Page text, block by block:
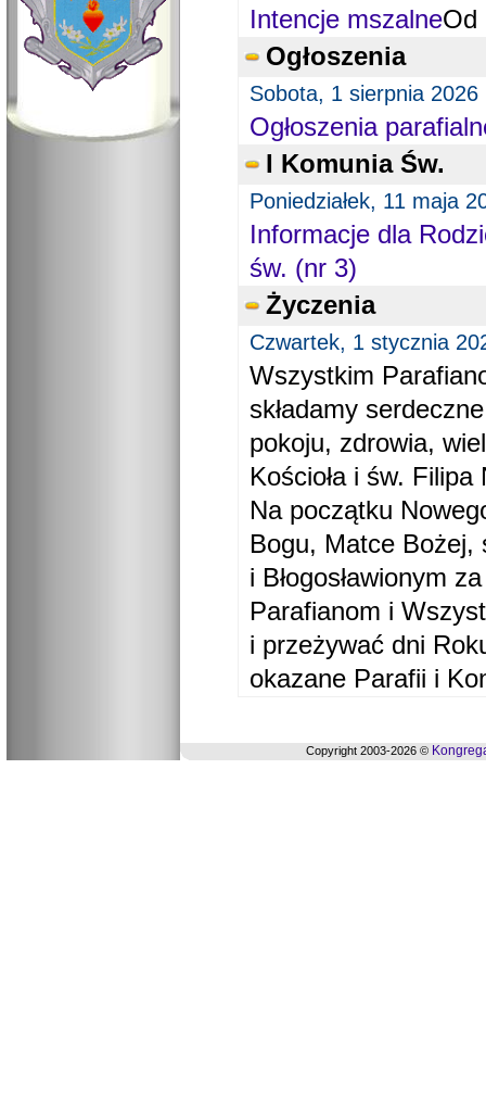
Intencje mszalneOd
Ogłoszenia
Sobota, 1 sierpnia 2026
Ogłoszenia
I Komunia Św.
Poniedziałek, 11 maja
Informacje dla
św. (nr 3)
Życzenia
Czwartek, 1 stycznia
Wszystkim
składamy
pokoju, zdrowia,
Kościoła i św. Filipa
Na początku
Bogu, Matce Bożej,
i Błogosławionym
Parafianom i
i przeżywać dni
okazane Parafii i
Copyright 2003-2026 ©